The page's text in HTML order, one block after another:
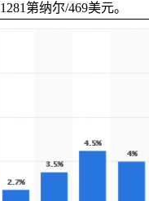
第纳尔/469美元。